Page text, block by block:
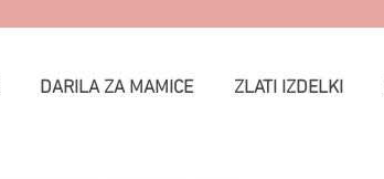
DARILA ZA MAMICE ZLATI IZDELKI